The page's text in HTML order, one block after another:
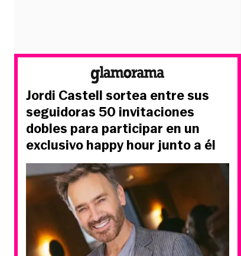
Jordi Castell sortea entre sus
seguidoras 50 invitaciones
dobles para participar en un
exclusivo happy hour junto a él